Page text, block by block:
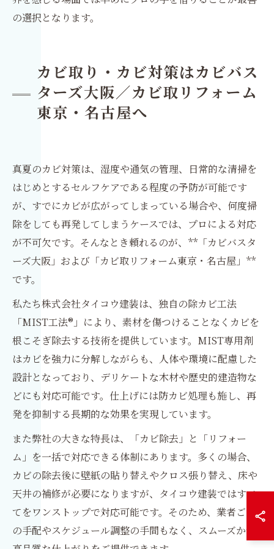
の選択となります。
カビ取り・カビ対策はカビバス
ターズ大阪／カビ取リフォーム
東京・名古屋へ
真夏のカビ対策は、湿度や通気の管理、日常的な清掃を
はじめとするセルフケアである程度の予防が可能です
が、すでにカビが広がってしまっている場合や、何度掃
除をしても再発してしまうケースでは、プロによる対応
が不可欠です。そんなとき頼れるのが、**「カビバスタ
ーズ大阪」および「カビ取リフォーム東京・名古屋」**
です。
私たち株式会社タイコウ建装は、独自の除カビ工法
「MIST工法®」により、素材を傷つけることなくカビを
根こそぎ除去する技術を提供しています。MIST専用剤
はカビを強力に分解しながらも、人体や環境に配慮した
設計となっており、デリケートな木材や歴史的建造物な
どにも対応可能です。仕上げには防カビ処理も施し、再
発を抑制する長期的な効果を実現しています。
また弊社の大きな特長は、「カビ除去」と「リフォー
ム」を一括で対応できる体制にあります。多くの場合、
カビの除去後に壁紙の貼り替えやクロス張り替え、床や
天井の補修が必要になりますが、タイコウ建装ではすべ
てをワンストップで対応可能です。そのため、業者ごと
の手配やスケジュール調整の手間もなく、スムーズかつ